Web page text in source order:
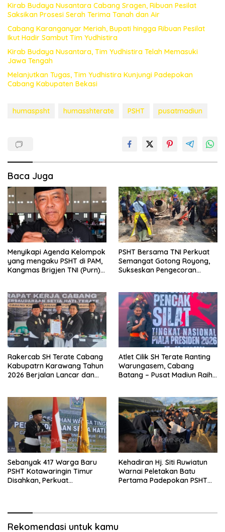
Kirab Budaya Nusantara Cabang Sragen, Ribuan Pesilat
Saksikan Prosesi Serah Terima Tanah dan Air
Cabang Karanganyar Meriah, Bupati hingga Ribuan Pesilat
Ikut Hadir Sambut Tim Yudhistira
Kirab Budaya Nusantara, Tim Yudhistira Telah Memasuki
Jawa Tengah
Melanjutkan Tugas, Tim Yudhistira Kunjungi Padepokan
Cabang Kabupaten Bekasi
humaspsht humasshterate PSHT pusatmadiun
Baca Juga
Menyikapi Agenda Kelompok
yang mengaku PSHT di PAM,
Kangmas Brigjen TNI (Purn)
PSHT Bersama TNI Perkuat
Semangat Gotong Royong,
Sukseskan Pengecoran
Rakercab SH Terate Cabang
Kabupatrn Karawang Tahun
2026 Berjalan Lancar dan
Atlet Cilik SH Terate Ranting
Warungasem, Cabang
Batang – Pusat Madiun Raih
Sebanyak 417 Warga Baru
PSHT Kotawaringin Timur
Disahkan, Perkuat
Kehadiran Hj. Siti Ruwiatun
Warnai Peletakan Batu
Pertama Padepokan PSHT
Rekomendasi untuk kamu